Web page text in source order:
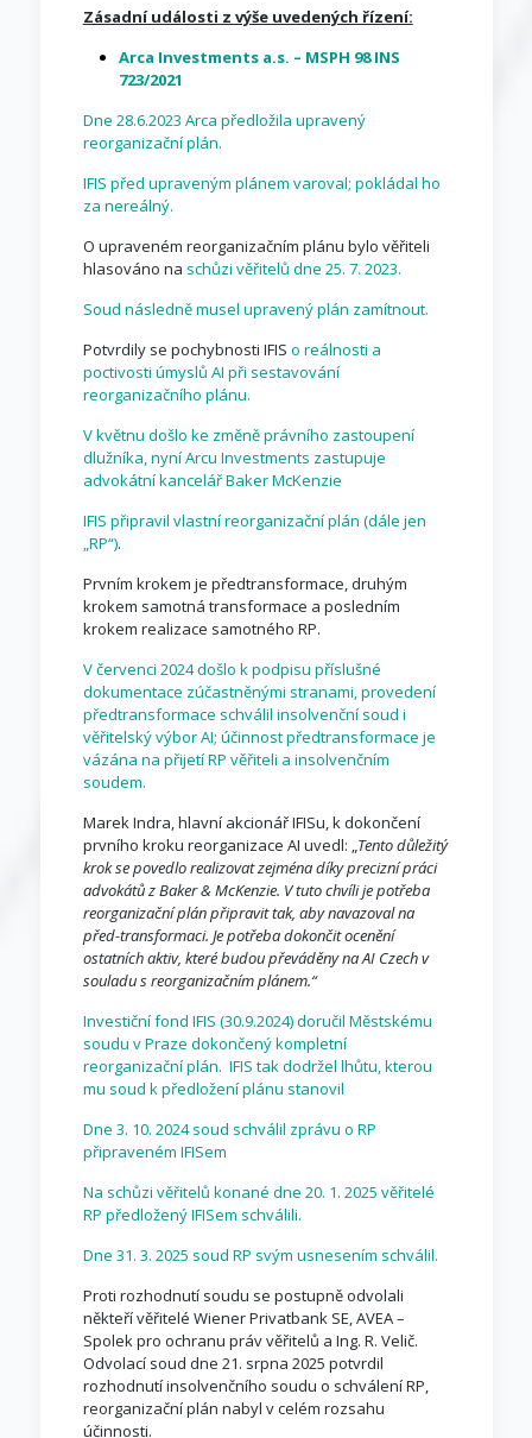
Zásadní události z výše uvedených řízení:
Arca Investments a.s. – MSPH 98 INS
723/2021
Dne 28.6.2023 Arca předložila upravený
reorganizační plán.
IFIS před upraveným plánem varoval; pokládal ho
za nereálný.
O upraveném reorganizačním plánu bylo věřiteli
hlasováno na schůzi věřitelů dne 25. 7. 2023.
Soud následně musel upravený plán zamítnout.
Potvrdily se pochybnosti IFIS o reálnosti a
poctivosti úmyslů AI při sestavování
reorganizačního plánu.
V květnu došlo ke změně právního zastoupení
dlužníka, nyní Arcu Investments zastupuje
advokátní kancelář Baker McKenzie
IFIS připravil vlastní reorganizační plán (dále jen
„RP“).
Prvním krokem je předtransformace, druhým
krokem samotná transformace a posledním
krokem realizace samotného RP.
V červenci 2024 došlo k podpisu příslušné
dokumentace zúčastněnými stranami, provedení
předtransformace schválil insolvenční soud i
věřitelský výbor AI; účinnost předtransformace je
vázána na přijetí RP věřiteli a insolvenčním
soudem.
Marek Indra, hlavní akcionář IFISu, k dokončení
prvního kroku reorganizace AI uvedl: „Tento důležitý
krok se povedlo realizovat zejména díky precizní práci
advokátů z Baker & McKenzie. V tuto chvíli je potřeba
reorganizační plán připravit tak, aby navazoval na
před-transformaci. Je potřeba dokončit ocenění
ostatních aktiv, které budou převáděny na AI Czech v
souladu s reorganizačním plánem.“
Investiční fond IFIS (30.9.2024) doručil Městskému
soudu v Praze dokončený kompletní
reorganizační plán. IFIS tak dodržel lhůtu, kterou
mu soud k předložení plánu stanovil
Dne 3. 10. 2024 soud schválil zprávu o RP
připraveném IFISem
Na schůzi věřitelů konané dne 20. 1. 2025 věřitelé
RP předložený IFISem schválili.
Dne 31. 3. 2025 soud RP svým usnesením schválil.
Proti rozhodnutí soudu se postupně odvolali
někteří věřitelé Wiener Privatbank SE, AVEA –
Spolek pro ochranu práv věřitelů a Ing. R. Velič.
Odvolací soud dne 21. srpna 2025 potvrdil
rozhodnutí insolvenčního soudu o schválení RP,
reorganizační plán nabyl v celém rozsahu
účinnosti.